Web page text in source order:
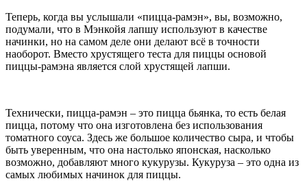
Теперь, когда вы услышали «пицца-рамэн», вы, возможно,
подумали, что в Мэнкойя лапшу используют в качестве
начинки, но на самом деле они делают всё в точности
наоборот. Вместо хрустящего теста для пиццы основой
пиццы-рамэна является слой хрустящей лапши.
Технически, пицца-рамэн – это пицца бьянка, то есть белая
пицца, потому что она изготовлена без использования
томатного соуса. Здесь же большое количество сыра, и чтобы
быть уверенным, что она настолько японская, насколько
возможно, добавляют много кукурузы. Кукуруза – это одна из
самых любимых начинок для пиццы.